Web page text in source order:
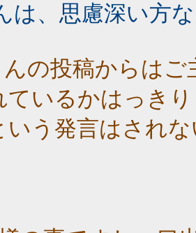
は、思慮深い方
の投稿からは
ているかはっき
いう発言はされ